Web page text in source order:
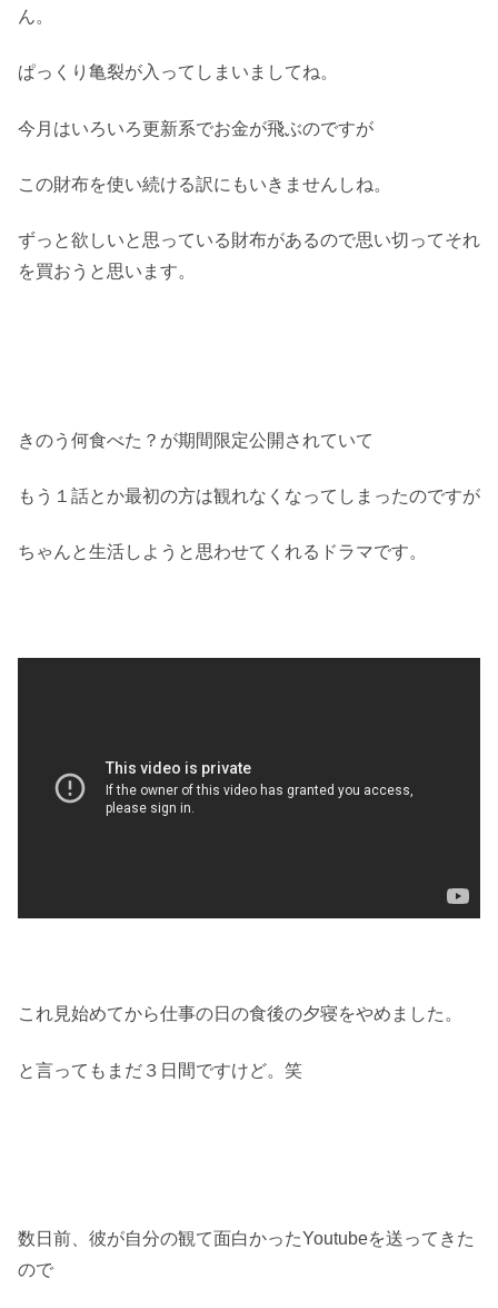
ん。
ぱっくり亀裂が入ってしまいましてね。
今月はいろいろ更新系でお金が飛ぶのですが
この財布を使い続ける訳にもいきませんしね。
ずっと欲しいと思っている財布があるので思い切ってそれ
を買おうと思います。
きのう何食べた？が期間限定公開されていて
もう１話とか最初の方は観れなくなってしまったのですが
ちゃんと生活しようと思わせてくれるドラマです。
これ見始めてから仕事の日の食後の夕寝をやめました。
と言ってもまだ３日間ですけど。笑
数日前、彼が自分の観て面白かったYoutubeを送ってきた
ので